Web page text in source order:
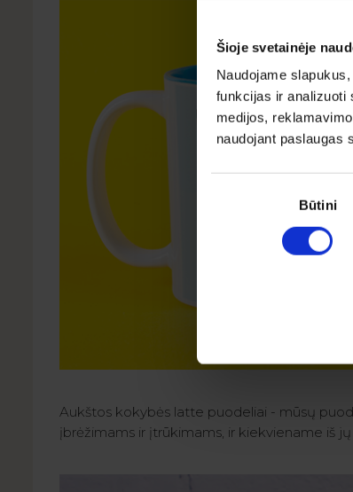
Šioje svetainėje
Naudojame
funkcijas ir analizuoti
medijos,
naudojant paslaugas
Būtini
Aukštos kokybės latte puodeliai - mūsų
įbrėžimams ir įtrūkimams, ir kiekviename iš